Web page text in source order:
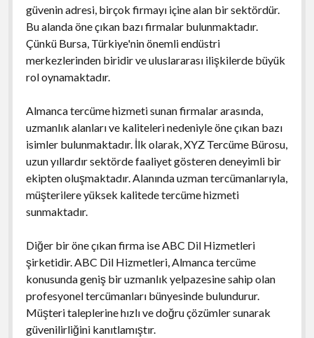
güvenin adresi, birçok firmayı içine alan bir sektördür.
Bu alanda öne çıkan bazı firmalar bulunmaktadır.
Çünkü Bursa, Türkiye'nin önemli endüstri
merkezlerinden biridir ve uluslararası ilişkilerde büyük
rol oynamaktadır.
Almanca tercüme hizmeti sunan firmalar arasında,
uzmanlık alanları ve kaliteleri nedeniyle öne çıkan bazı
isimler bulunmaktadır. İlk olarak, XYZ Tercüme Bürosu,
uzun yıllardır sektörde faaliyet gösteren deneyimli bir
ekipten oluşmaktadır. Alanında uzman tercümanlarıyla,
müşterilere yüksek kalitede tercüme hizmeti
sunmaktadır.
Diğer bir öne çıkan firma ise ABC Dil Hizmetleri
şirketidir. ABC Dil Hizmetleri, Almanca tercüme
konusunda geniş bir uzmanlık yelpazesine sahip olan
profesyonel tercümanları bünyesinde bulundurur.
Müşteri taleplerine hızlı ve doğru çözümler sunarak
güvenilirliğini kanıtlamıştır.